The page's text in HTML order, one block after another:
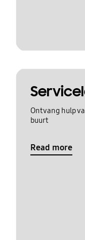
Ontvang hulp
buurt
Read more